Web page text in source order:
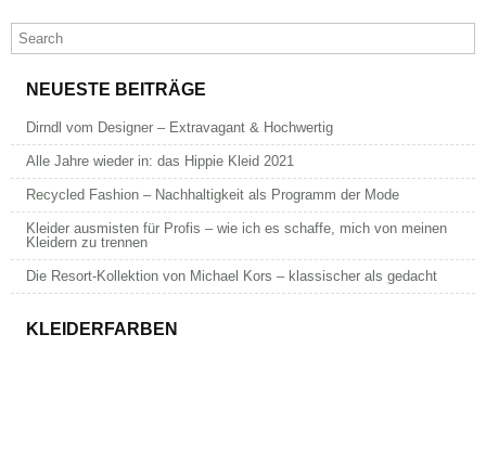
NEUESTE BEITRÄGE
Dirndl vom Designer – Extravagant & Hochwertig
Alle Jahre wieder in: das Hippie Kleid 2021
Recycled Fashion – Nachhaltigkeit als Programm der Mode
Kleider ausmisten für Profis – wie ich es schaffe, mich von meinen
Kleidern zu trennen
Die Resort-Kollektion von Michael Kors – klassischer als gedacht
KLEIDERFARBEN